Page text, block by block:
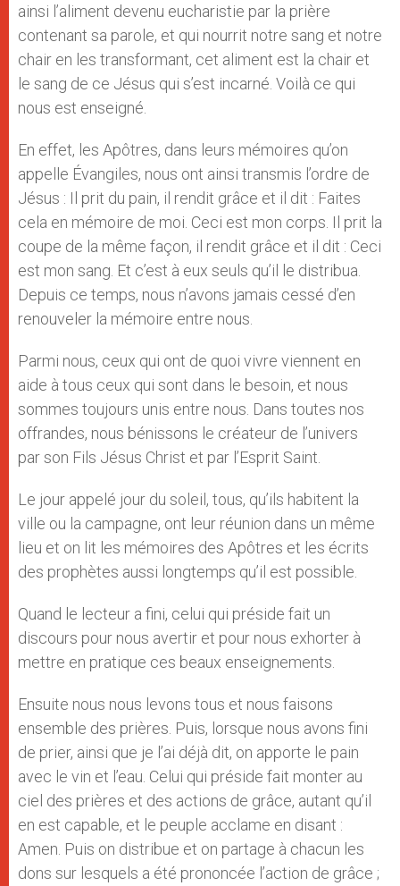
ainsi l’aliment devenu eucharistie par la prière
contenant sa parole, et qui nourrit notre sang et notre
chair en les transformant, cet aliment est la chair et
le sang de ce Jésus qui s’est incarné. Voilà ce qui
nous est enseigné.
En effet, les Apôtres, dans leurs mémoires qu’on
appelle Évangiles, nous ont ainsi transmis l’ordre de
Jésus : Il prit du pain, il rendit grâce et il dit : Faites
cela en mémoire de moi. Ceci est mon corps. Il prit la
coupe de la même façon, il rendit grâce et il dit : Ceci
est mon sang. Et c’est à eux seuls qu’il le distribua.
Depuis ce temps, nous n’avons jamais cessé d’en
renouveler la mémoire entre nous.
Parmi nous, ceux qui ont de quoi vivre viennent en
aide à tous ceux qui sont dans le besoin, et nous
sommes toujours unis entre nous. Dans toutes nos
offrandes, nous bénissons le créateur de l’univers
par son Fils Jésus Christ et par l’Esprit Saint.
Le jour appelé jour du soleil, tous, qu’ils habitent la
ville ou la campagne, ont leur réunion dans un même
lieu et on lit les mémoires des Apôtres et les écrits
des prophètes aussi longtemps qu’il est possible.
Quand le lecteur a fini, celui qui préside fait un
discours pour nous avertir et pour nous exhorter à
mettre en pratique ces beaux enseignements.
Ensuite nous nous levons tous et nous faisons
ensemble des prières. Puis, lorsque nous avons fini
de prier, ainsi que je l’ai déjà dit, on apporte le pain
avec le vin et l’eau. Celui qui préside fait monter au
ciel des prières et des actions de grâce, autant qu’il
en est capable, et le peuple acclame en disant :
Amen. Puis on distribue et on partage à chacun les
dons sur lesquels a été prononcée l’action de grâce ;